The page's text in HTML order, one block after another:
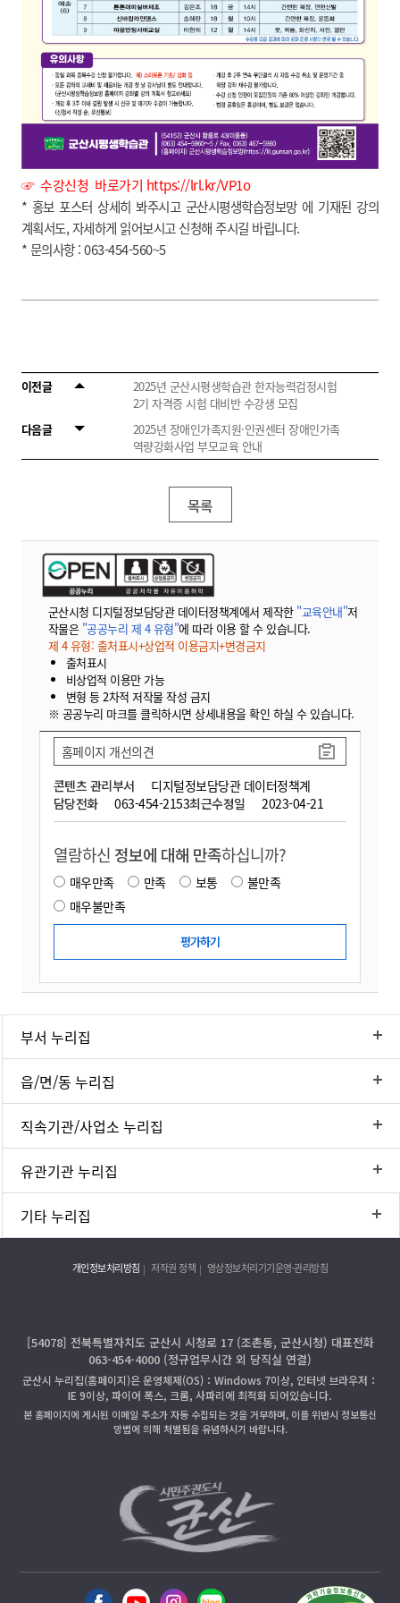
☞수강신청 바로가기 https://lrl.kr/VP1o
* 홍보 포스터 상세히 봐주시고 군산시평생학습정보망 에 기재된 강의
계획서도, 자세하게 읽어보시고 신청해 주시길 바립니다.
* 문의사항 : 063-454-560~5
이전글
2025년 군산시평생학습관 한자능력검정시험
2기 자격증 시험 대비반 수강생 모집
다음글
2025년 장애인가족지원·인권센터 장애인가족
역량강화사업 부모교육 안내
목록
군산시청 디지털정보담당관 데이터정책계에서 제작한 "교육안내"저
작물은 "공공누리 제 4 유형"에 따라 이용 할 수 있습니다.
제 4 유형: 출처표시+상업적 이용금지+변경금지
출처표시
비상업적 이용만 가능
변형 등 2차적 저작물 작성 금지
※ 공공누리 마크를 클릭하시면 상세내용을 확인 하실 수 있습니다.
콘텐츠 관리부서
디지털정보담당관 데이터정책계
담당전화
063-454-2153최근수정일 2023-04-21
홈페이지 개선의견
열람하신 정보에 대해 만족하십니까?
매우만족 만족 보통
불만족
매우불만족
부서 누리집
읍/면/동 누리집
직속기관/사업소 누리집
유관기관 누리집
기타 누리집
개인정보처리방침 저작권 정책 영상정보처리기기운영·관리방침
[54078] 전북특별자치도 군산시 시청로 17 (조촌동, 군산시청) 대표전화
063-454-4000 (정규업무시간 외 당직실 연결)
군산시 누리집(홈페이지)은 운영체제(OS)：Windows 7이상, 인터넷 브라우저：
IE 9이상, 파이어 폭스, 크롬, 사파리에 최적화 되어있습니다.
본 홈페이지에 게시된 이메일 주소가 자동 수집되는 것을 거부하며, 이를 위반시 정보통신
망법에 의해 처벌됨을 유념하시기 바랍니다.